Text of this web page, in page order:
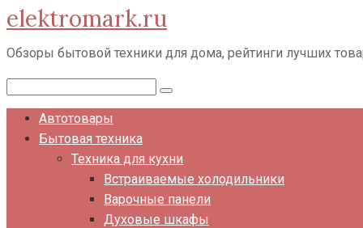
Перейти
к
контенту
elektromark.ru
Обзоры бытовой техники для дома, рейтинги лучших
Автотовары
Бытовая техника
Техника для кухни
Встраиваемые холодильники
Варочные панели
Духовые шкафы